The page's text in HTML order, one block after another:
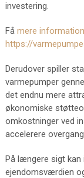
investering.
Få mere
https://
Derudover spiller
varmepumper
det endnu mere
økonomiske
omkostninger ved
accelerere
På længere sigt kan
ejendomsværdien